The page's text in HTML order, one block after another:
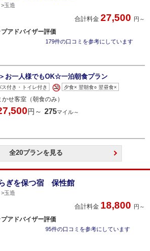
玉造
合計料金 27,500 円～
プアドバイザー評価
179件の口コミを参考にしています
お一人様でもOK☆一泊朝食プラン
ス付き・トイレ付き 夕食× 翌朝食○ 翌昼食×
せ客室（朝食のみ）
円～ 275マイル～
全20プランを見る
ぎを保つ宿 保性館
玉造
合計料金 18,800 円～
プアドバイザー評価
95件の口コミを参考にしています